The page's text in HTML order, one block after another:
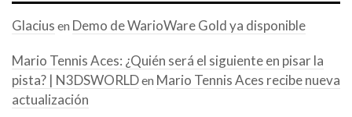
Glacius en Demo de WarioWare Gold ya disponible
Mario Tennis Aces: ¿Quién será el siguiente en pisar la
pista? | N3DSWORLDen Mario Tennis Aces recibe nueva
actualización